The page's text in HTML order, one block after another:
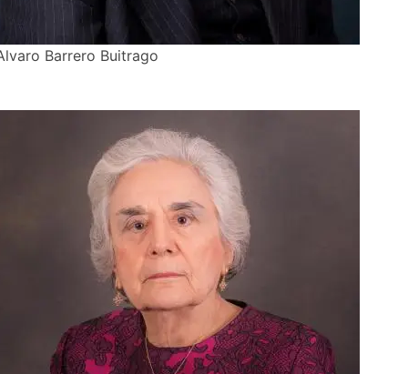
Barrero Buitrago